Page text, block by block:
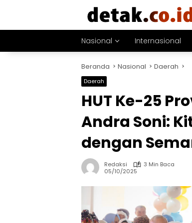
Nasional Internasional
Beranda Nasional Daerah
Daerah
HUT Ke-25
Andra Soni:
dengan
Redaksi
3 Min Baca
05/10/2025